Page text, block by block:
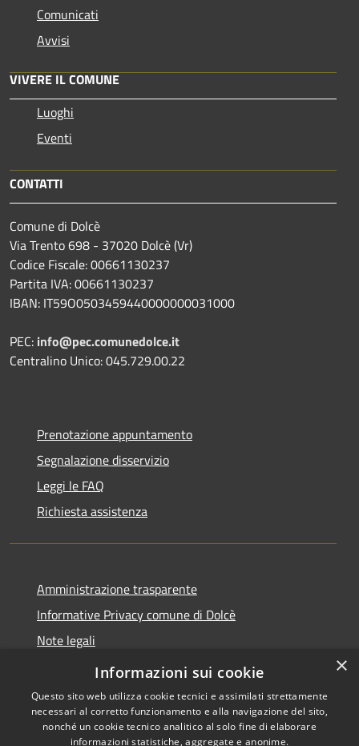
Comunicati
Avvisi
VIVERE IL COMUNE
Luoghi
Eventi
CONTATTI
Comune di Dolcè
Via Trento 698 - 37020 Dolcè (Vr)
Codice Fiscale: 00661130237
Partita IVA: 00661130237
IBAN: IT59O0503459440000000031000
PEC: info@pec.comunedolce.it
Centralino Unico: 045.729.00.22
Prenotazione appuntamento
Segnalazione disservizio
Leggi le FAQ
Richiesta assistenza
Amministrazione trasparente
Informative Privacy comune di Dolcè
Note legali
Dichiarazione di accessibilità
×
Informazioni sui cookie
Questo sito web utilizza cookie tecnici e assimilati strettamente
necessari al corretto funzionamento e alla navigazione del sito,
nonché un cookie tecnico analitico al solo fine di elaborare
informazioni statistiche, aggregate e anonime.